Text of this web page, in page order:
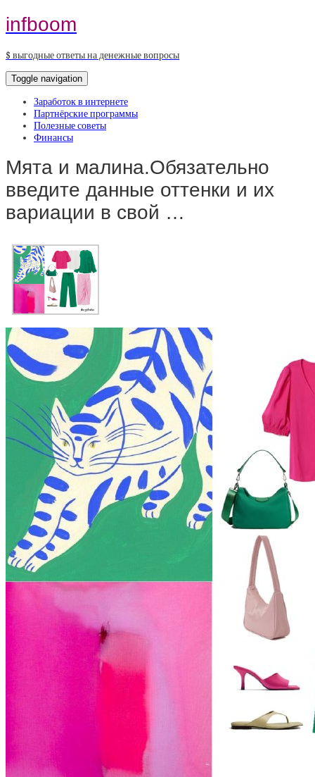
infboom
$ выгодные ответы на денежные вопросы
Toggle navigation
Заработок в интернете
Партнёрские программы
Полезные советы
Финансы
Мята и малина.Обязательно
введите данные оттенки и их
вариации в свой …